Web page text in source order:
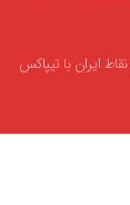
ایران با تیپاکس